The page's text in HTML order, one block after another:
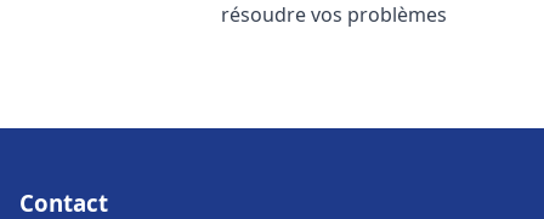
résoudre vos problèmes
Contact